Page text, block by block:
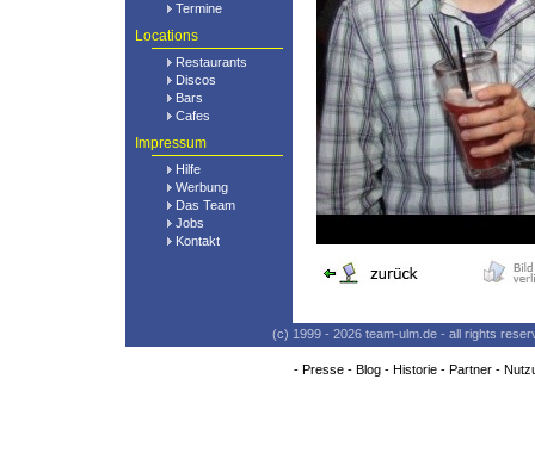
Termine
Locations
Restaurants
Discos
Bars
Cafes
Impressum
Hilfe
Werbung
Das Team
Jobs
Kontakt
(c) 1999 - 2026 team-ulm.de - all rights
- Presse- Blog- Historie- Partner-